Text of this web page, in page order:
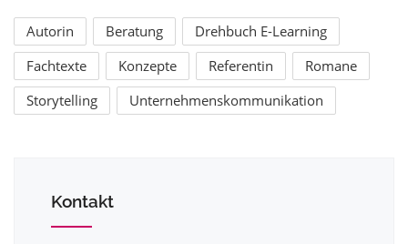
Autorin Beratung
Drehbuch E-Learning
Fachtexte
Konzepte Referentin
Romane
Storytelling
Unternehmenskommunikation
Kontakt